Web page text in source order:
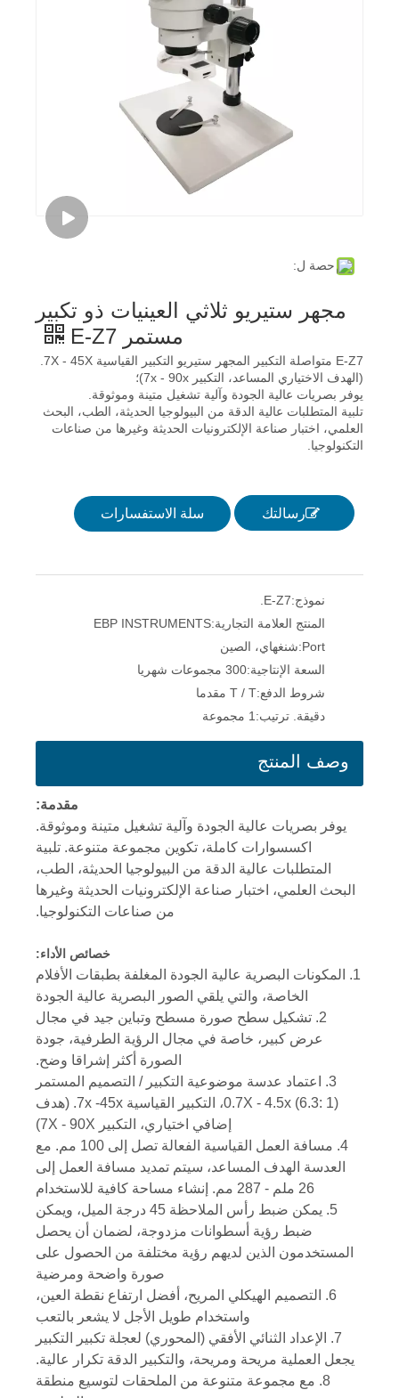
حصة ل:
مجهر ستيريو ثلاثي العينيات ذو تكبير
مستمر E-Z7
(الهدف الاختياري المساعد، التكبير 7x - 90x)؛
يوفر بصريات عالية الجودة وآلية تشغيل متينة وموثوقة.
تلبية المتطلبات عالية الدقة من البيولوجيا الحديثة، الطب، البحث
العلمي، اختبار صناعة الإلكترونيات الحديثة وغيرها من صناعات
التكنولوجيا.
رسالتك سلة الاستفسارات
نموذج:E-Z7.
المنتج العلامة التجارية:EBP INSTRUMENTS
Port: شنغهاي، الصين
السعة الإنتاجية:300 مجموعات شهريا
شروط الدفع:T / T مقدما
دقيقة. ترتيب: 1 مجموعة
وصف المنتج
مقدمة:
يوفر بصريات عالية الجودة وآلية تشغيل متينة وموثوقة.
اكسسوارات كاملة، تكوين مجموعة متنوعة. تلبية
المتطلبات عالية الدقة من البيولوجيا الحديثة، الطب،
البحث العلمي، اختبار صناعة الإلكترونيات الحديثة وغيرها
من صناعات التكنولوجيا.
خصائص الأداء:
1. المكونات البصرية عالية الجودة المغلفة بطبقات الأفلام
الخاصة، والتي يلقي الصور البصرية عالية الجودة
2. تشكيل سطح صورة مسطح وتباين جيد في مجال
عرض كبير، خاصة في مجال الرؤية الطرفية، جودة
الصورة أكثر إشراقا وضح.
3. اعتماد عدسة موضوعية التكبير / التصميم المستمر
0.7X - 4.5x (6.3: 1)، التكبير القياسية 7x -
45x. (هدف
إضافي اختياري، التكبير 7X - 90X)
4. مسافة العمل القياسية الفعالة تصل إلى 100 مم. مع
العدسة الهدف المساعد، سيتم تمديد مسافة العمل إلى
26 ملم - 287 مم.
إنشاء مساحة كافية للاستخدام
5. يمكن ضبط رأس الملاحظة 45 درجة الميل، ويمكن
ضبط رؤية أسطوانات مزدوجة، لضمان أن يحصل
المستخدمون الذين لديهم رؤية مختلفة من الحصول على
صورة واضحة ومرضية
6.
التصميم الهيكلي المريح، أفضل ارتفاع نقطة العين،
واستخدام طويل الأجل لا يشعر بالتعب
7. الإعداد الثنائي الأفقي (المحوري) لعجلة تكبير التكبير
يجعل العملية مريحة ومريحة، والتكبير الدقة تكرار عالية.
8. مع مجموعة متنوعة من الملحقات لتوسيع منطقة